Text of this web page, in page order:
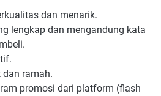
dan menarik.
lengkap dan mengandung kata
dan ramah.
promosi dari platform (flash